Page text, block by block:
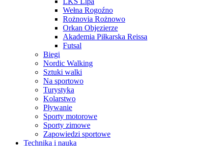
Wełna Rogoźno
Rożnovia Rożnowo
Orkan Objezierze
Akademia Piłkarska Reissa
Futsal
Biegi
Nordic Walking
Sztuki walki
Na sportowo
Turystyka
Kolarstwo
Pływanie
Sporty motorowe
Sporty zimowe
Zapowiedzi sportowe
Technika i nauka